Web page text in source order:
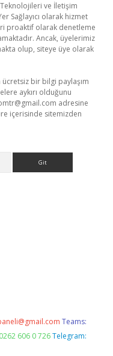
Teknolojileri ve İletişim
Sağlayıcı olarak hizmet
proaktif olarak denetleme
Ancak, üyelerimiz
olup, siteye üye olarak
ücretsiz bir bilgi paylaşım
aykırı olduğunu
adresine
içerisinde sitemizden
Teams:
606 0 726 Telegram: